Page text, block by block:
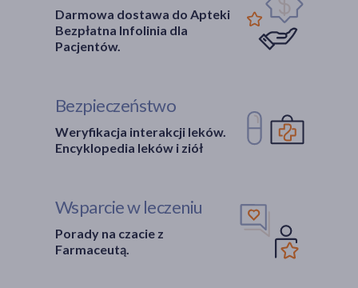
Darmowa dostawa do Apteki
Bezpłatna Infolinia dla
Pacjentów.
Bezpieczeństwo
Weryfikacja interakcji leków.
Encyklopedia leków i ziół
Wsparcie w leczeniu
Porady na czacie z
Farmaceutą.